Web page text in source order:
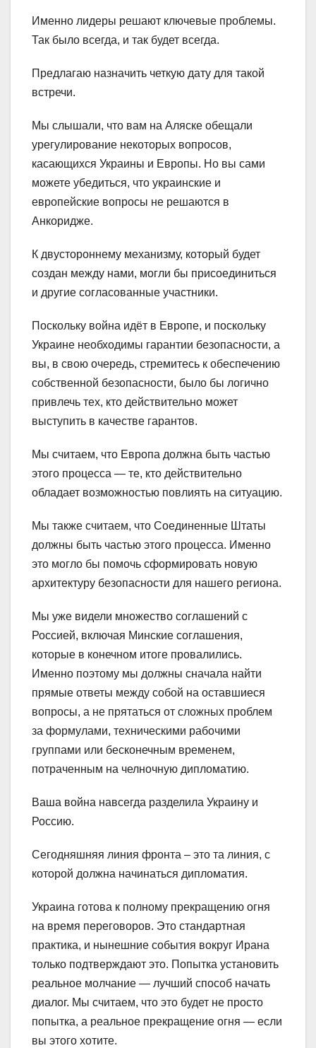
Именно лидеры решают ключевые проблемы.
Так было всегда, и так будет всегда.
Предлагаю назначить четкую дату для такой
встречи.
Мы слышали, что вам на Аляске обещали
урегулирование некоторых вопросов,
касающихся Украины и Европы. Но вы сами
можете убедиться, что украинские и
европейские вопросы не решаются в
Анкоридже.
К двустороннему механизму, который будет
создан между нами, могли бы присоединиться
и другие согласованные участники.
Поскольку война идёт в Европе, и поскольку
Украине необходимы гарантии безопасности, а
вы, в свою очередь, стремитесь к обеспечению
собственной безопасности, было бы логично
привлечь тех, кто действительно может
выступить в качестве гарантов.
Мы считаем, что Европа должна быть частью
этого процесса — те, кто действительно
обладает возможностью повлиять на ситуацию.
Мы также считаем, что Соединенные Штаты
должны быть частью этого процесса. Именно
это могло бы помочь сформировать новую
архитектуру безопасности для нашего региона.
Мы уже видели множество соглашений с
Россией, включая Минские соглашения,
которые в конечном итоге провалились.
Именно поэтому мы должны сначала найти
прямые ответы между собой на оставшиеся
вопросы, а не прятаться от сложных проблем
за формулами, техническими рабочими
группами или бесконечным временем,
потраченным на челночную дипломатию.
Ваша война навсегда разделила Украину и
Россию.
Сегодняшняя линия фронта – это та линия, с
которой должна начинаться дипломатия.
Украина готова к полному прекращению огня
на время переговоров. Это стандартная
практика, и нынешние события вокруг Ирана
только подтверждают это. Попытка установить
реальное молчание — лучший способ начать
диалог. Мы считаем, что это будет не просто
попытка, а реальное прекращение огня — если
вы этого хотите.